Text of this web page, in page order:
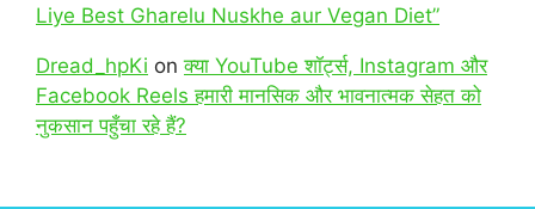
Liye Best Gharelu Nuskhe aur Vegan Diet”
Dread_hpKi onक्या YouTube शॉर्ट्स, Instagram और
Facebook Reels हमारी मानसिक और भावनात्मक सेहत को
नुकसान पहुँचा रहे हैं?